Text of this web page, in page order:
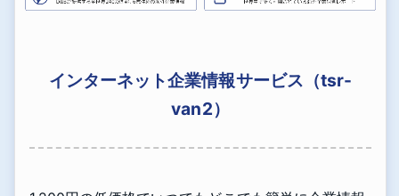
インターネット企業情報サービス（tsr-
van2）